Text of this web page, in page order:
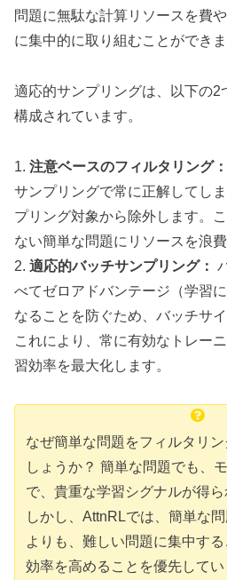
問題に無駄な計算リソースを費
に集中的に取り組むことができま
適応的サンプリングは、以下の2
構成されています。
1. 注意ベースのフィルタリング：
サンプリングで常に正解してし
プリング対象から除外します。
ない簡単な問題にリソースを浪
2. 適応的バッチサンプリング：
べてゼロアドバンテージ（学習
なることを防ぐため、バッチサ
これにより、常に有効なトレー
習効率を最大化します。
なぜ簡単な問題をフィルタリ
しょうか？ 簡単な問題でも、
で、貴重な学習シグナルが得ら
しかし、AttnRLでは、簡単な
よりも、難しい問題に集中す
効率を高めることを優先してい